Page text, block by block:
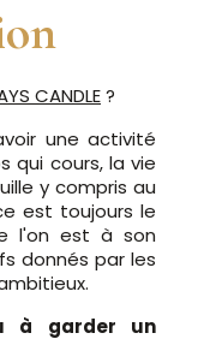
CANDLE?
une activité
qui cours, la vie
y compris au
est toujours le
l'on est à son
donnés par les
à garder un